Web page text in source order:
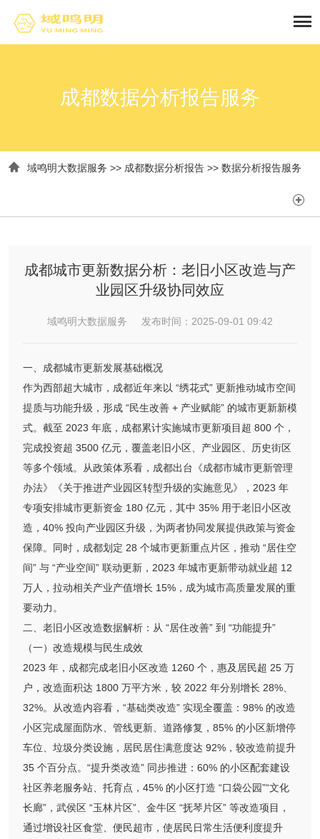
成都数据分析报告服务
 域鸣明大数据服务 >> 成都数据分析报告 >> 数据分析报告服务

成都城市更新数据分析：老旧小区改造与产
业园区升级协同效应
域鸣明大数据服务 发布时间：2025-09-01 09:42
一、成都城市更新发展基础概况
作为西部超大城市，成都近年来以 “绣花式” 更新推动城市空间
提质与功能升级，形成 “民生改善 + 产业赋能” 的城市更新新模
式。截至 2023 年底，成都累计实施城市更新项目超 800 个，
完成投资超 3500 亿元，覆盖老旧小区、产业园区、历史街区
等多个领域。从政策体系看，成都出台《成都市城市更新管理
办法》《关于推进产业园区转型升级的实施意见》，2023 年
专项安排城市更新资金 180 亿元，其中 35% 用于老旧小区改
造，40% 投向产业园区升级，为两者协同发展提供政策与资金
保障。同时，成都划定 28 个城市更新重点片区，推动 “居住空
间” 与 “产业空间” 联动更新，2023 年城市更新带动就业超 12
万人，拉动相关产业产值增长 15%，成为城市高质量发展的重
要动力。
二、老旧小区改造数据解析：从 “居住改善” 到 “功能提升”
（一）改造规模与民生成效
2023 年，成都完成老旧小区改造 1260 个，惠及居民超 25 万
户，改造面积达 1800 万平方米，较 2022 年分别增长 28%、
32%。从改造内容看，“基础类改造” 实现全覆盖：98% 的改造
小区完成屋面防水、管线更新、道路修复，85% 的小区新增停
车位、垃圾分类设施，居民居住满意度达 92%，较改造前提升
35 个百分点。“提升类改造” 同步推进：60% 的小区配套建设
社区养老服务站、托育点，45% 的小区打造 “口袋公园”“文化
长廊”，武侯区 “玉林片区”、金牛区 “抚琴片区” 等改造项目，
通过增设社区食堂、便民超市，使居民日常生活便利度提升